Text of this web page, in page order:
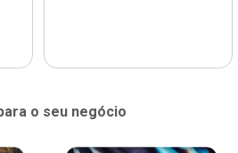
o seu negócio